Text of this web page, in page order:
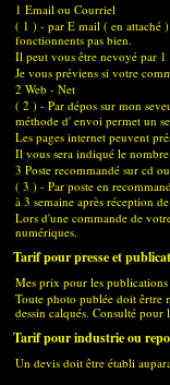
1 Email ou Courriel
( 1 ) - par E mail ( en attaché
fonctionnents pas bien.
Il peut vous être nevoyé par
Je vous préviens si votre
2 Web - Net
( 2 ) - Par dépos sur mon
méthode d' envoi permet un
Les pages internet peuvent
Il vous sera indiqué le
3 Poste recommandé sur cd
( 3 ) - Par poste en
à 3 semaine après réception
Lors d'une commande de
numériques.
Tarif pour presse et
Mes prix pour les
Toute photo publée doit êrtre
dessin calqués. Consulté pour
Tarif pour industrie ou
Un devis doit être établi